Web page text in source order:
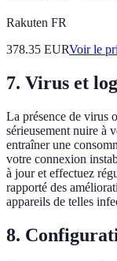
Rakuten FR
378.35 EURVoir le
7. Virus et
La présence de virus
sérieusement nuire à
entraîner une
votre connexion
à jour et effectuez
rapporté des
appareils de telles
8.